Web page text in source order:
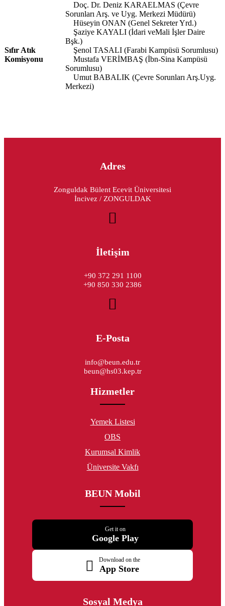
Sıfır Atık
Komisyonu
Doç. Dr. Deniz KARAELMAS (Çevre
Sorunları Arş. ve Uyg. Merkezi Müdürü)
Hüseyin ONAN (Genel Sekreter Yrd.)
Şaziye KAYALI (İdari veMali İşler Daire
Bşk.)
Şenol TASALI (Farabi Kampüsü Sorumlusu)
Mustafa VERİMBAŞ (İbn-Sina Kampüsü
Sorumlusu)
Umut BABALIK (Çevre Sorunları Arş.Uyg.
Merkezi)
Adres
Zonguldak Bülent Ecevit Üniversitesi
İncivez / ZONGULDAK
İletişim
+90 372 291 1100
+90 850 330 2386
E-Posta
info@beun.edu.tr
beun@hs03.kep.tr
Hizmetler
Yemek Listesi
OBS
Kurumsal Kimlik
Üniversite Vakfı
BEUN Mobil
Get it on
Google Play
Download on the
App Store
Sosyal Medya